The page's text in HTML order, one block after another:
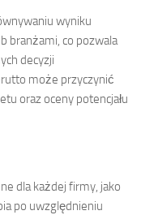
wyniku
branżami, co pozwala
decyzji
może przyczynić
oraz oceny potencjału
dla każdej firmy, jako
po uwzględnieniu